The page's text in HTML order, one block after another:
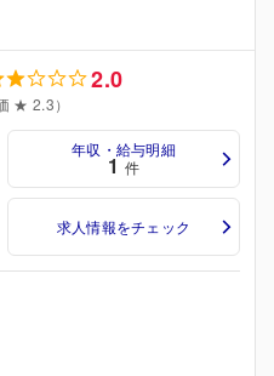
2.0
★ 2.3）
年収・給与明細
1 件
求人情報をチェック